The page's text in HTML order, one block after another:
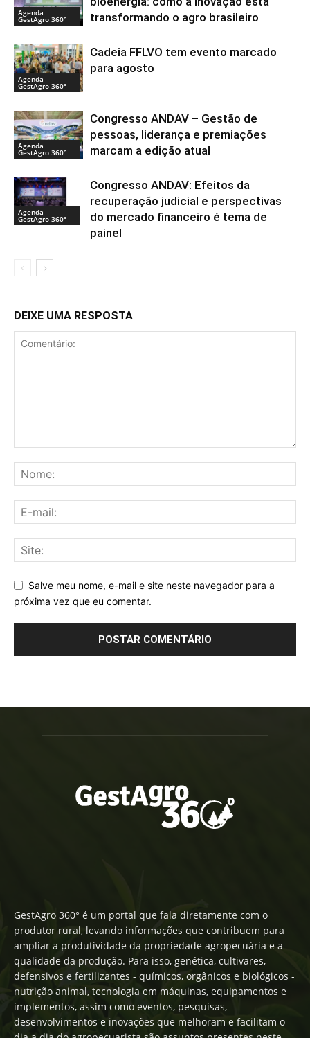
Agenda
GestAgro 360°
transformando o agro brasileiro
Agenda
GestAgro 360°
Cadeia FFLVO tem evento marcado
para agosto
Agenda
GestAgro 360°
Congresso ANDAV – Gestão de
pessoas, liderança e premiações
marcam a edição atual
Agenda
GestAgro 360°
Congresso ANDAV: Efeitos da
recuperação judicial e perspectivas
do mercado financeiro é tema de
painel
DEIXE UMA RESPOSTA
Salve meu nome, e-mail e site neste navegador para a
próxima vez que eu comentar.
GestAgro 360° é um portal que fala diretamente com o
produtor rural, levando informações que contribuem para
ampliar a produtividade da propriedade agropecuária e a
qualidade da produção. Para isso, genética, cultivares,
defensivos e fertilizantes - químicos, orgânicos e biológicos -
nutrição animal, tecnologia em máquinas, equipamentos e
implementos, assim como eventos, pesquisas,
desenvolvimentos e inovações que melhoram e facilitam o